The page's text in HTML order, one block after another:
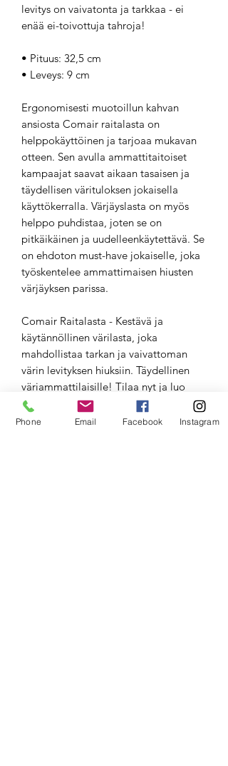
levitys on vaivatonta ja tarkkaa - ei
enää ei-toivottuja tahroja!
• Pituus: 32,5 cm
• Leveys: 9 cm
Ergonomisesti muotoillun kahvan
ansiosta Comair raitalasta on
helppokäyttöinen ja tarjoaa mukavan
otteen. Sen avulla ammattitaitoiset
kampaajat saavat aikaan tasaisen ja
täydellisen värituloksen jokaisella
käyttökerralla. Värjäyslasta on myös
helppo puhdistaa, joten se on
pitkäikäinen ja uudelleenkäytettävä. Se
on ehdoton must-have jokaiselle, joka
työskentelee ammattimaisen hiusten
värjäyksen parissa.
Comair Raitalasta - Kestävä ja
käytännöllinen värilasta, joka
mahdollistaa tarkan ja vaivattoman
värin levityksen hiuksiin. Täydellinen
väriammattilaisille! Tilaa nyt ja luo
täydellisiä värituloksia jokaisella
värjäyskerralla. 💇‍♀️🎨 #Comair
Phone Email Facebook Instagram